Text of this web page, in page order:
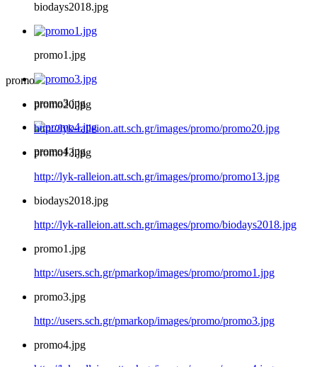
biodays2018.jpg
promo1.jpg
promo3.jpg
promo4.jpg
promo
promo20.jpg
http://lyk-ralleion.att.sch.gr/images/promo/promo20.jpg
promo13.jpg
http://lyk-ralleion.att.sch.gr/images/promo/promo13.jpg
biodays2018.jpg
http://lyk-ralleion.att.sch.gr/images/promo/biodays2018.jpg
promo1.jpg
http://users.sch.gr/pmarkop/images/promo/promo1.jpg
promo3.jpg
http://users.sch.gr/pmarkop/images/promo/promo3.jpg
promo4.jpg